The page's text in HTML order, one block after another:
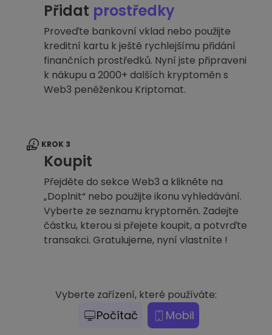
Přidat prostředky
Proveďte bankovní vklad nebo použijte
kreditní kartu k ještě rychlejšímu přidání
finančních prostředků. Nyní jste připraveni
k nákupu a 2000+ dalších kryptoměn s
Web3 peněženkou Kriptomat.
KROK 3
Koupit
Přejděte do sekce Web3 a klikněte na
„Doplnit“ nebo použijte ikonu vyhledávání.
Vyberte ze seznamu kryptoměn. Zadejte
částku, kterou si přejete koupit, a potvrďte
transakci. Gratulujeme, nyní vlastníte !
Vyberte zařízení, které používáte:
Počítač Mobil